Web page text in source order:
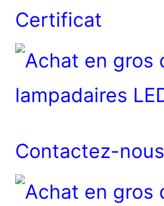
Certificat
Contactez-nous